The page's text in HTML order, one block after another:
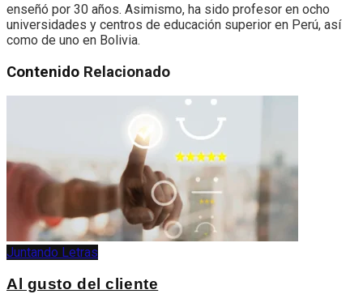
enseñó por 30 años. Asimismo, ha sido profesor en ocho
universidades y centros de educación superior en Perú, así
como de uno en Bolivia.
Contenido Relacionado
Juntando Letras
Al gusto del cliente